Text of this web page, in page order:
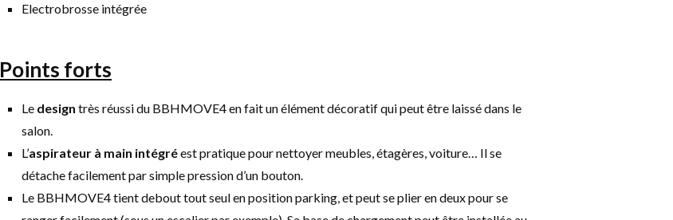
Electrobrosse intégrée
Points forts
Le design très réussi du BBHMOVE4 en fait un élément décoratif qui peut être laissé dans le
salon.
L’aspirateur à main intégréest pratique pour nettoyer meubles, étagères, voiture… Il se
détache facilement par simple pression d’un bouton.
Le BBHMOVE4 tient debout tout seul en position parking, et peut se plier en deux pour se